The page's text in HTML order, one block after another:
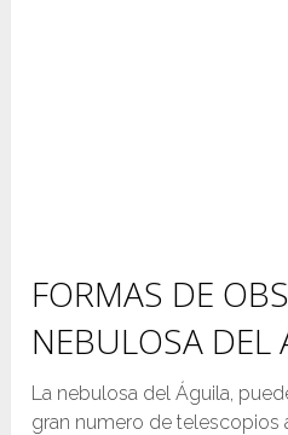
FORMAS DE
NEBULOSA DEL
La nebulosa del Águila,
gran numero de